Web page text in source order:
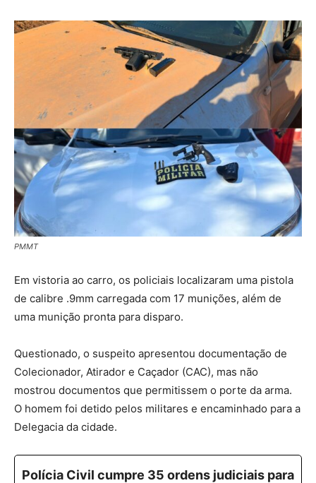
PMMT
Em vistoria ao carro, os policiais localizaram uma pistola
de calibre .9mm carregada com 17 munições, além de
uma munição pronta para disparo.
Questionado, o suspeito apresentou documentação de
Colecionador, Atirador e Caçador (CAC), mas não
mostrou documentos que permitissem o porte da arma.
O homem foi detido pelos militares e encaminhado para a
Delegacia da cidade.
Polícia Civil cumpre 35 ordens judiciais para